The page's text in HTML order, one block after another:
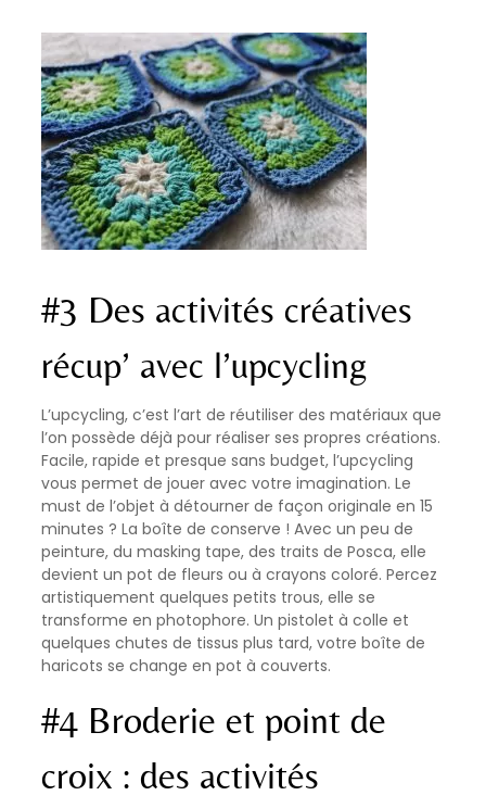
#3 Des activités créatives
récup’ avec l’upcycling
L’upcycling, c’est l’art de réutiliser des matériaux que
l’on possède déjà pour réaliser ses propres créations.
Facile, rapide et presque sans budget, l’upcycling
vous permet de jouer avec votre imagination. Le
must de l’objet à détourner de façon originale en 15
minutes ? La boîte de conserve ! Avec un peu de
peinture, du masking tape, des traits de Posca, elle
devient un pot de fleurs ou à crayons coloré. Percez
artistiquement quelques petits trous, elle se
transforme en photophore. Un pistolet à colle et
quelques chutes de tissus plus tard, votre boîte de
haricots se change en pot à couverts.
#4 Broderie et point de
croix : des activités